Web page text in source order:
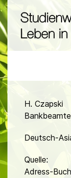
H. Czapski
Deutsch-
Quelle:
Adress-